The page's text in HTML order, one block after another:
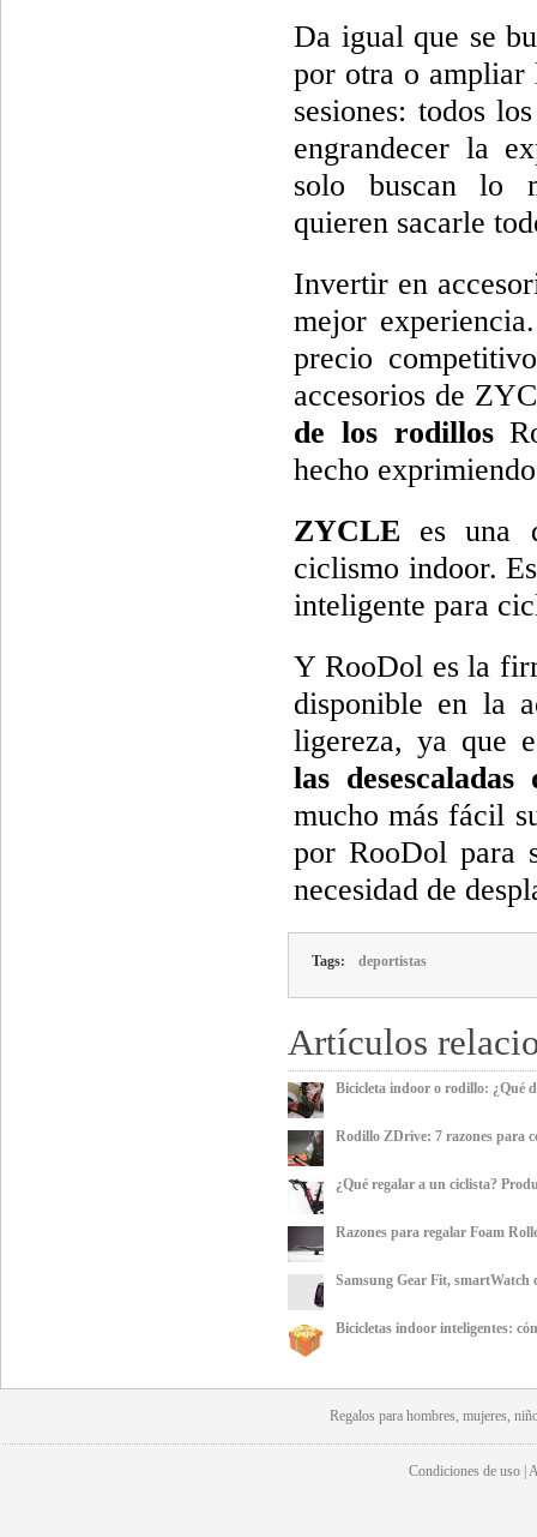
Da igual que se
por otra o ampliar
sesiones: todos
engrandecer la
solo buscan lo
quieren sacarle
Invertir en
mejor
precio
accesorios de
de los rodillos
hecho
ZYCLE es una
ciclismo indoor.
inteligente para
Y RooDol es la
disponible en la
ligereza, ya que
las
mucho más fácil
por RooDol para
necesidad de
Tags: deportistas
Artículos
Bicicleta indoor o rodillo: ¿Qué
Rodillo ZDrive: 7 razones para
¿Qué regalar a un ciclista?
Razones para regalar Foam
Samsung Gear Fit, smartWatch
Bicicletas indoor inteligentes:
Regalos para hombres, mujeres,
Condiciones de uso |